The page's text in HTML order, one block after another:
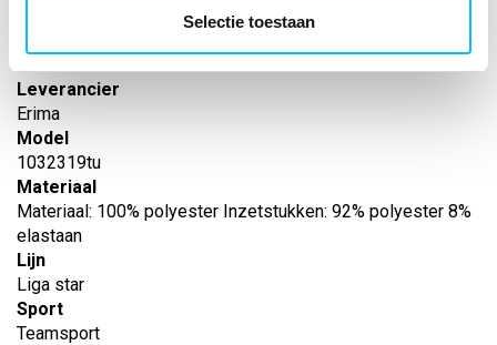
Selectie toestaan
Leverancier
Erima
Model
1032319tu
Materiaal
Materiaal: 100% polyester Inzetstukken: 92% polyester 8%
elastaan
Lijn
Liga star
Sport
Teamsport